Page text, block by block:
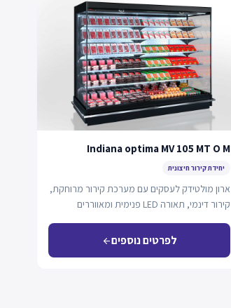
Indiana optima MV 105 MT O M
יחידת קירור חיצונית
ארון מולטידק לעסקים עם מערכת קירור מרוחקת,
קירור דינמי, תאורה LED פנימית ומאווררים
לפרטים נוספיםarrow_back